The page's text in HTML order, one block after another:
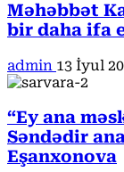
Məhəbbət
bir daha ifa
admin 13 İyul
“Ey ana
Səndədir
Eşanxonova